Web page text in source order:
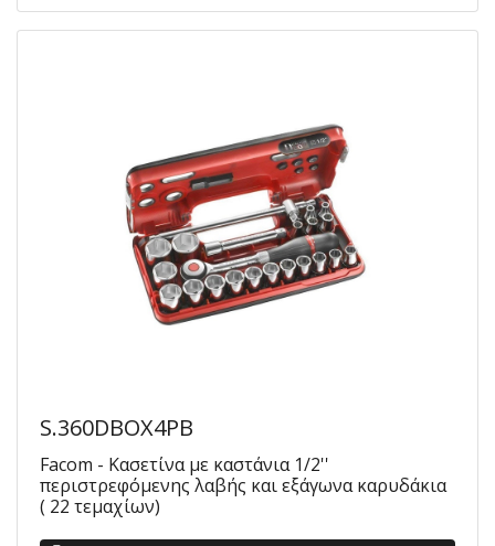
S.360DBOX4PB
Facom - Κασετίνα με καστάνια 1/2''
περιστρεφόμενης λαβής και εξάγωνα καρυδάκια
( 22 τεμαχίων)